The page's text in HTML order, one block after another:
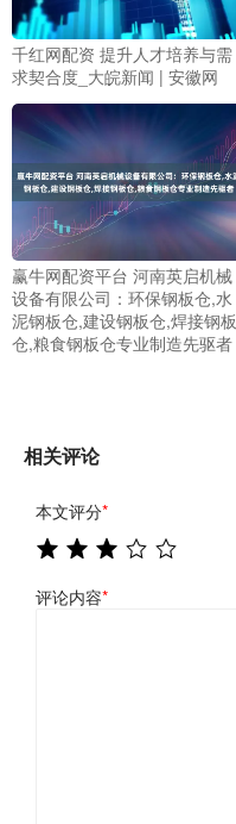
千红网配资 提升人才培养与需
求契合度_大皖新闻 | 安徽网
赢牛网配资平台 河南英启机械
设备有限公司：环保钢板仓,水
泥钢板仓,建设钢板仓,焊接钢板
仓,粮食钢板仓专业制造先驱者
相关评论
本文评分*
评论内容*